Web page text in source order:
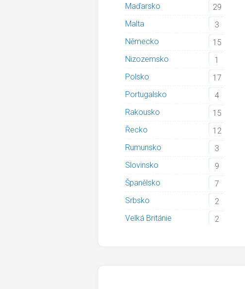
Maďarsko
29
Malta
3
Německo
15
Nizozemsko
1
Polsko
17
Portugalsko
4
Rakousko
15
Řecko
12
Rumunsko
3
Slovinsko
9
Španělsko
7
Srbsko
2
Velká Británie
2